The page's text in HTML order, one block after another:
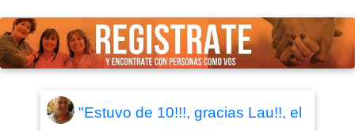
"Estuvo de 10!!!, gracias Lau!!, el